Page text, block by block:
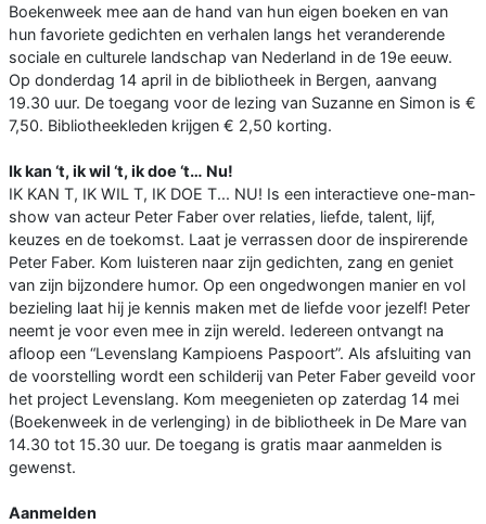
Boekenweek mee aan de hand van hun eigen boeken en van
hun favoriete gedichten en verhalen langs het veranderende
sociale en culturele landschap van Nederland in de 19e eeuw.
Op donderdag 14 april in de bibliotheek in Bergen, aanvang
19.30 uur. De toegang voor de lezing van Suzanne en Simon is €
7,50. Bibliotheekleden krijgen € 2,50 korting.
Ik kan ‘t, ik wil ‘t, ik doe ‘t… Nu!
IK KAN T, IK WIL T, IK DOE T... NU! Is een interactieve one-man-
show van acteur Peter Faber over relaties, liefde, talent, lijf,
keuzes en de toekomst. Laat je verrassen door de inspirerende
Peter Faber. Kom luisteren naar zijn gedichten, zang en geniet
van zijn bijzondere humor. Op een ongedwongen manier en vol
bezieling laat hij je kennis maken met de liefde voor jezelf! Peter
neemt je voor even mee in zijn wereld. Iedereen ontvangt na
afloop een “Levenslang Kampioens Paspoort”. Als afsluiting van
de voorstelling wordt een schilderij van Peter Faber geveild voor
het project Levenslang. Kom meegenieten op zaterdag 14 mei
(Boekenweek in de verlenging) in de bibliotheek in De Mare van
14.30 tot 15.30 uur. De toegang is gratis maar aanmelden is
gewenst.
Aanmelden